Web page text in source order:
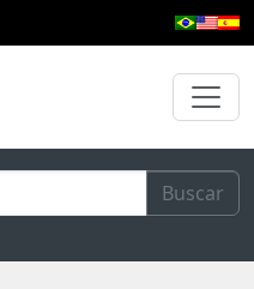
Buscar